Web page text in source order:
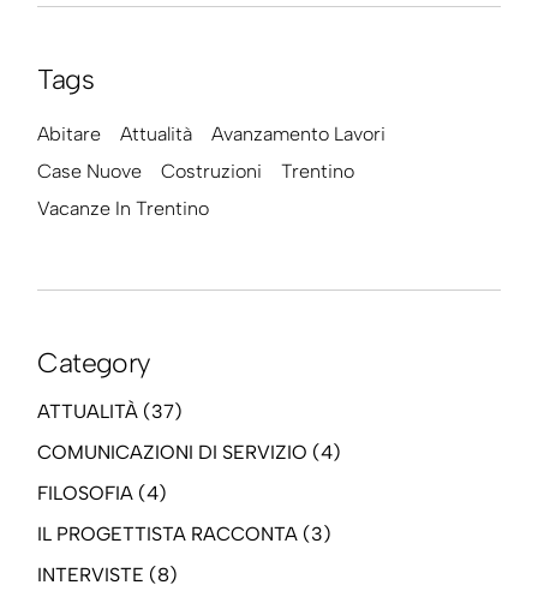
Tags
Abitare Attualità
Avanzamento Lavori
Case Nuove
Costruzioni
Trentino
Vacanze In Trentino
Category
ATTUALITÀ (37)
COMUNICAZIONI DI SERVIZIO (4)
FILOSOFIA (4)
IL PROGETTISTA RACCONTA (3)
INTERVISTE (8)